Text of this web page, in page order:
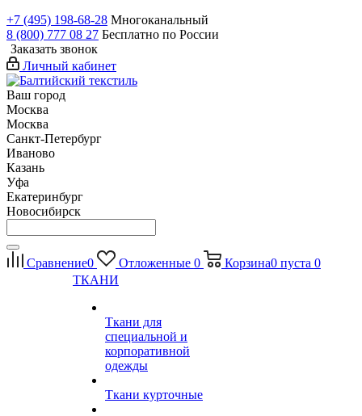
+7 (495) 198-68-28 Многоканальный
8 (800) 777 08 27 Бесплатно по России
Заказать звонок
Личный кабинет
Ваш город
Москва
Москва
Санкт-Петербург
Иваново
Казань
Уфа
Екатеринбург
Новосибирск
Сравнение0 Отложенные 0 Корзина0 пуста 0
ТКАНИ
Ткани для
специальной и
корпоративной
одежды
Ткани курточные